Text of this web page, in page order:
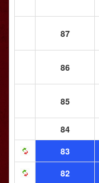
87
86
85
84
83
82